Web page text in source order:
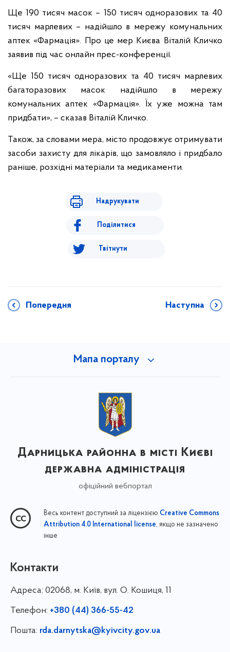
Ще 190 тисяч масок – 150 тисяч одноразових та 40
тисяч марлевих – надійшло в мережу комунальних
аптек «Фармація». Про це мер Києва Віталій Кличко
заявив під час онлайн прес-конференції.
«Ще 150 тисяч одноразових та 40 тисяч марлевих
багаторазових масок надійшло в мережу
комунальних аптек «Фармація». Їх уже можна там
придбати», – сказав Віталій Кличко.
Також, за словами мера, місто продовжує отримувати
засоби захисту для лікарів, що замовляло і придбало
раніше, розхідні матеріали та медикаменти.
Надрукувати
Поділитися
Твітнути
Попередня Наступна
Мапа порталу
Дарницька районна в місті Києві
державна адміністрація
офіційний вебпортал
Весь контент доступний за ліцензією Creative Commons
Attribution 4.0 International license, якщо не зазначено
інше
Контакти
Адреса: 02068, м. Київ, вул. О. Кошиця, 11
Телефон: +380 (44) 366-55-42
Пошта: rda.darnytska@kyivcity.gov.ua